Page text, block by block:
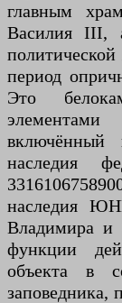
главным
Василия III,
период
Это
элементами
включённый
наследия
наследия
Владимира и
функции
объекта в
заповедника,